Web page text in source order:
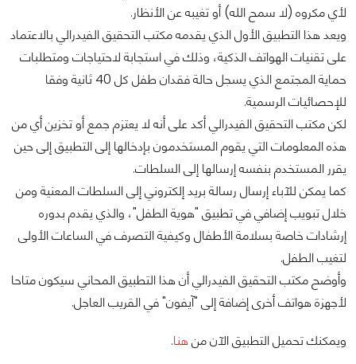
لأي مكروه (لا سمح الله) أو تغيبه عن الأنظار.
ويعد هذا التطبيق الأول الذي يقدمه مكتب التحقيق الفيدرالي بالاعتماد
على تقنيات الهواتف الذكية، وذلك في استجابة لاحتياجات ومتطلبات
حماية المجتمع الذي يسجل حالة فقدان طفل كل 40 ثانية وفقا
للإحصائيات الرسمية.
لكن مكتب التحقيق الفيدرالي أكد على أنه لا يعتزم جمع أو تخزين أي من
هذه المعلومات التي يقوم المستخدمون بإدخالها إلى التطبيق إلى حين
يقرر المستخدم بنفسه إرسالها إلى السلطات.
كما يمكن للآباء إرسال رسالة بريد إلكتروني إلى السلطات المعنية ومن
خلال تبويب إضافي في تطبيق "هوية الطفل"، والذي يقدم بدوره
إرشادات خاصة بسلامة الأطفال وكيفية التصرف في الساعات الأولى
لتغيب الطفل.
وأوضح مكتب التحقيق الفيدرالي أن هذا التطبيق المحاني سيكون متاحا
لأجهزة هواتف أخرى إضافة إلى "آيفون" في القريب العاجل.
ويمكنك تحميل التطبيق الآن منهنا.